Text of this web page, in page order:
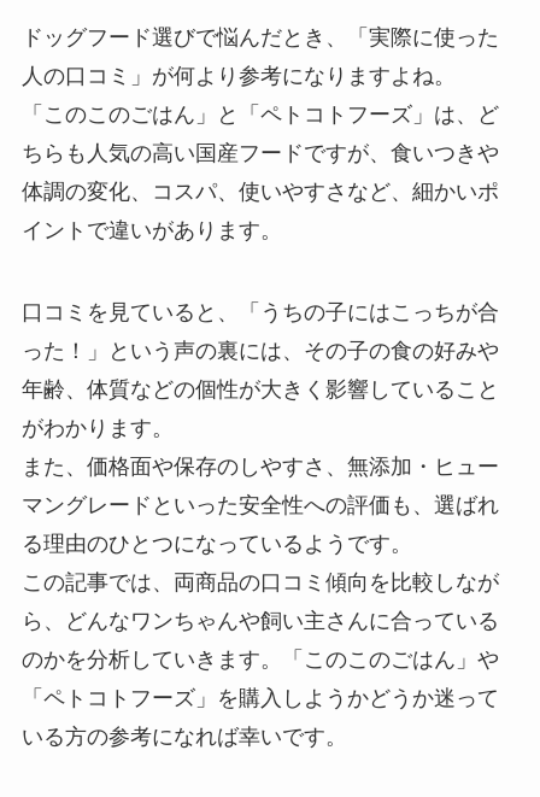
ドッグフード選びで悩んだとき、「実際に使った
人の口コミ」が何より参考になりますよね。
「このこのごはん」と「ペトコトフーズ」は、ど
ちらも人気の高い国産フードですが、食いつきや
体調の変化、コスパ、使いやすさなど、細かいポ
イントで違いがあります。
口コミを見ていると、「うちの子にはこっちが合
った！」という声の裏には、その子の食の好みや
年齢、体質などの個性が大きく影響していること
がわかります。
また、価格面や保存のしやすさ、無添加・ヒュー
マングレードといった安全性への評価も、選ばれ
る理由のひとつになっているようです。
この記事では、両商品の口コミ傾向を比較しなが
ら、どんなワンちゃんや飼い主さんに合っている
のかを分析していきます。「このこのごはん」や
「ペトコトフーズ」を購入しようかどうか迷って
いる方の参考になれば幸いです。